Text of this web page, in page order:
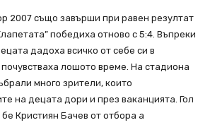
2007 също завърши при равен резултат
победиха отново с 5:4. Въпреки
дадоха всичко от себе си в
лошото време. На стадиона
много зрители, които
на децата дори и през ваканцията. Гол
Кристиян Бачев от отбора а